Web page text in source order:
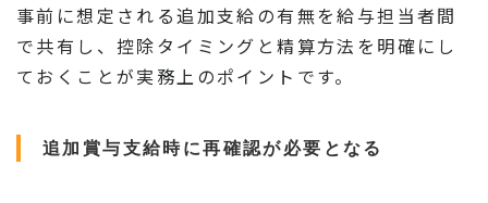
事前に想定される追加支給の有無を給与担当者間
で共有し、控除タイミングと精算方法を明確にし
ておくことが実務上のポイントです。
追加賞与支給時に再確認が必要となる